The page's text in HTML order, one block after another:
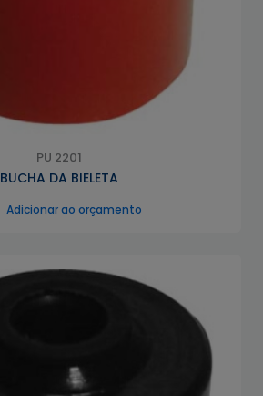
PU 2201
BUCHA DA BIELETA
Adicionar ao orçamento